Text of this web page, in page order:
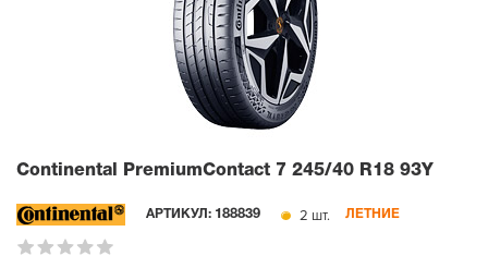
Continental PremiumContact 7 245/40 R18 93Y
АРТИКУЛ: 188839 2 шт. ЛЕТНИЕ